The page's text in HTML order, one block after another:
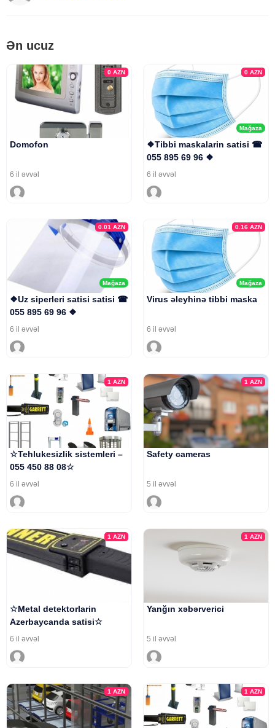
Ən ucuz
0AZN
Domofon
6 il əvvəl
Mağaza
0 AZN
❖Tibbi maskalarin satisi ☎
055 895 69 96 ❖
6 il əvvəl
Mağaza
0.01AZN
❖Uz siperleri satisi satisi ☎
055 895 69 96 ❖
6 il əvvəl
Mağaza
0.16 AZN
Virus əleyhinə tibbi maska
6 il əvvəl
1AZN
☆Tehlukesizlik sistemleri –
055 450 88 08☆
6 il əvvəl
1 AZN
Safety cameras
5 il əvvəl
1AZN
☆Metal detektorlarin
Azerbaycanda satisi☆
6 il əvvəl
1 AZN
Yanğın xəbərverici
5 il əvvəl
1AZN 1 AZN